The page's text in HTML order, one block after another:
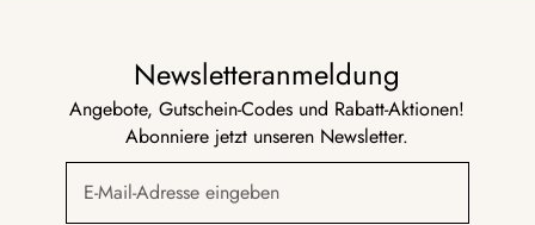
Newsletteranmeldung
Angebote, Gutschein-Codes und Rabatt-Aktionen!
Abonniere jetzt unseren Newsletter.
E-Mail-Adresse eingeben